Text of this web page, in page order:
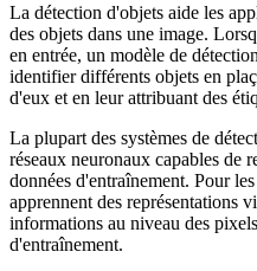
La détection d'objets aide les
des objets dans une image.
en entrée, un modèle de
identifier différents objets en
d'eux et en leur attribuant des
La plupart des systèmes de
réseaux neuronaux capables de
données d'entraînement. Pour
apprennent des représentations
informations au niveau des
d'entraînement.